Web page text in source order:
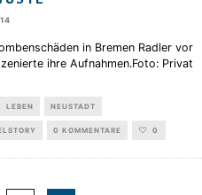
in Bremen Radler vor
ihre Aufnahmen.Foto: Privat
LEBEN NEUSTADT
0 KOMMENTARE 0